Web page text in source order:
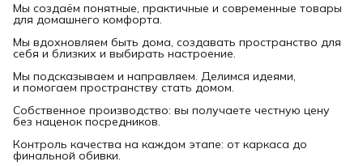
Мы создаём понятные, практичные и современные товары
для домашнего комфорта.
Мы вдохновляем быть дома, создавать пространство для
себя и близких и выбирать настроение.
Мы подсказываем и направляем. Делимся идеями,
и помогаем пространству стать домом.
Собственное производство: вы получаете честную цену
без наценок посредников.
Контроль качества на каждом этапе: от каркаса до
финальной обивки.